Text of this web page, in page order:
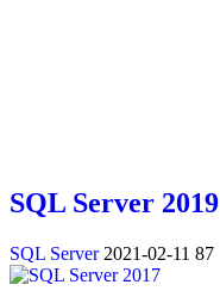
SQL Server 2019
SQL Server 2021-02-11 87